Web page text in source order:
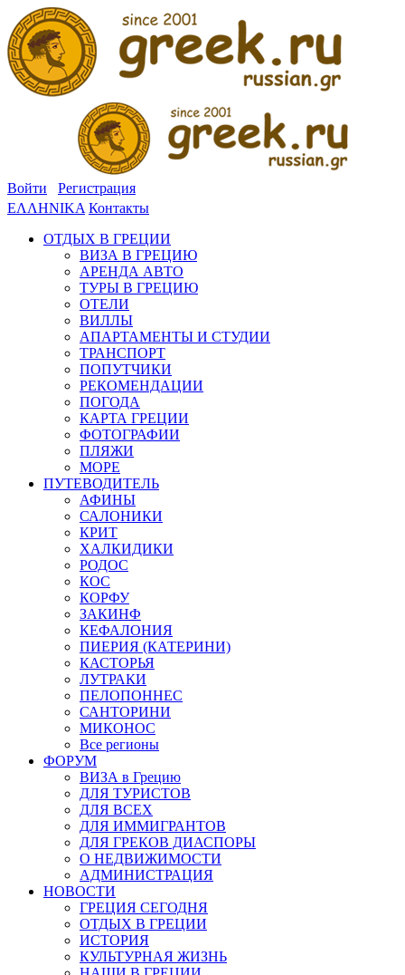
Войти
Регистрация
ΕΛΛΗΝΙΚΑ Контакты
ОТДЫХ В ГРЕЦИИ
ВИЗА В ГРЕЦИЮ
АРЕНДА АВТО
ТУРЫ В ГРЕЦИЮ
ОТЕЛИ
ВИЛЛЫ
АПАРТАМЕНТЫ И СТУДИИ
ТРАНСПОРТ
ПОПУТЧИКИ
РЕКОМЕНДАЦИИ
ПОГОДА
КАРТА ГРЕЦИИ
ФОТОГРАФИИ
ПЛЯЖИ
МОРЕ
ПУТЕВОДИТЕЛЬ
АФИНЫ
САЛОНИКИ
КРИТ
ХАЛКИДИКИ
РОДОС
КОС
КОРФУ
ЗАКИНФ
КЕФАЛОНИЯ
ПИЕРИЯ (КАТЕРИНИ)
КАСТОРЬЯ
ЛУТРАКИ
ПЕЛОПОННЕС
САНТОРИНИ
МИКОНОС
Все регионы
ФОРУМ
ВИЗА в Грецию
ДЛЯ ТУРИСТОВ
ДЛЯ ВСЕХ
ДЛЯ ИММИГРАНТОВ
ДЛЯ ГРЕКОВ ДИАСПОРЫ
О НЕДВИЖИМОСТИ
АДМИНИСТРАЦИЯ
НОВОСТИ
ГРЕЦИЯ СЕГОДНЯ
ОТДЫХ В ГРЕЦИИ
ИСТОРИЯ
КУЛЬТУРНАЯ ЖИЗНЬ